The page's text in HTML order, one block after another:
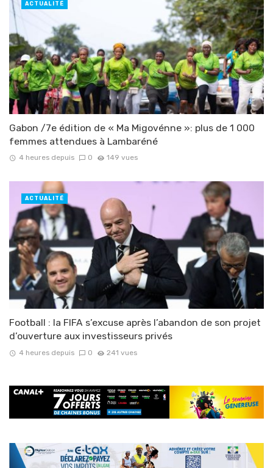
Gabon /7e édition de « Ma Migovénne »: plus de 1 000
femmes attendues à Lambaréné
4 heures depuis 0 149 vues
ACTUALITÉ
Football : la FIFA s’excuse après l’abandon de son projet
d’ouverture aux investisseurs privés
4 heures depuis 0 241 vues
ACTUALITÉ